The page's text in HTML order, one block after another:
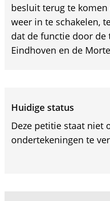
besluit terug te
weer in te schakelen,
dat de functie door de
Eindhoven en de
Huidige status
Deze petitie staat niet
ondertekeningen te